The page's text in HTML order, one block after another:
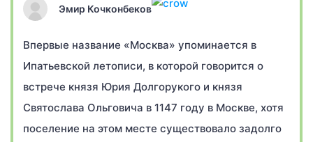
Эмир Кочконбеков
Впервые название «Москва» упоминается в
Ипатьевской летописи, в которой говорится о
встрече князя Юрия Долгорукого и князя
Святослава Ольговича в 1147 году в Москве, хотя
поселение на этом месте существовало задолго